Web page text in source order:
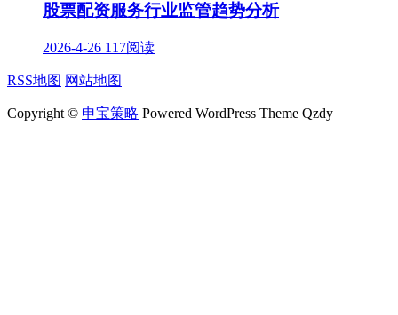
股票配资服务行业监管趋势分析
2026-4-26 117阅读
RSS地图 网站地图
Copyright © 申宝策略 Powered WordPress Theme Qzdy